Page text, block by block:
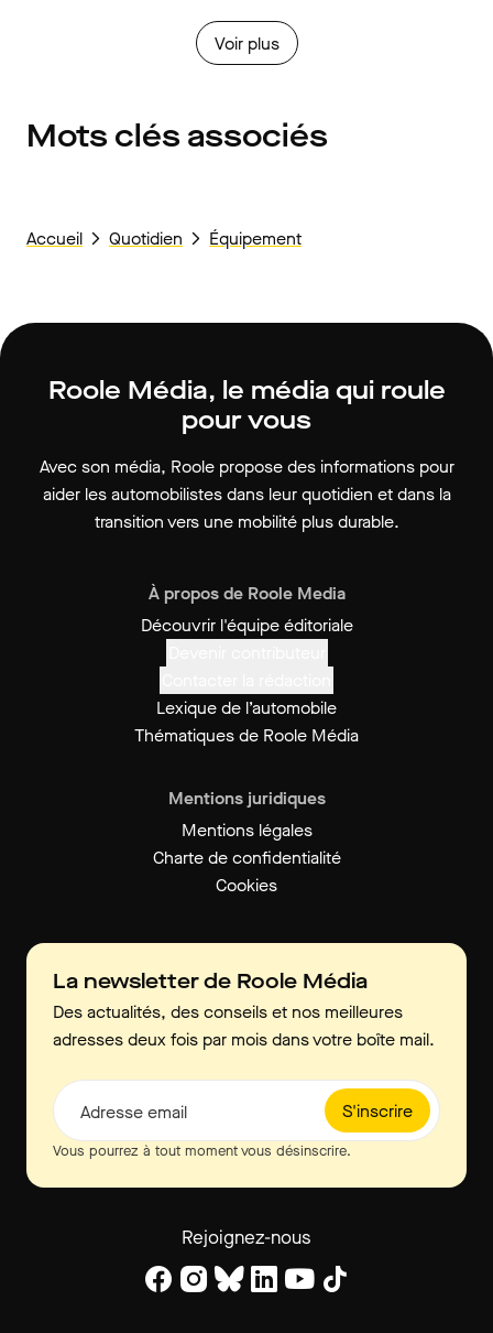
Voir plus
Mots clés associés
Accueil Quotidien Équipement
Roole Média, le média qui roule
pour vous
Avec son média, Roole propose des informations pour
aider les automobilistes dans leur quotidien et dans la
transition vers une mobilité plus durable.
À propos de Roole Media
Découvrir l'équipe éditoriale
Lexique de l’automobile
Thématiques de Roole Média
Mentions juridiques
Mentions légales
Charte de confidentialité
Cookies
La newsletter de Roole Média
Des actualités, des conseils et nos meilleures
adresses deux fois par mois dans votre boîte mail.
S'inscrire
Adresse email
Vous pourrez à tout moment vous désinscrire.
Rejoignez-nous